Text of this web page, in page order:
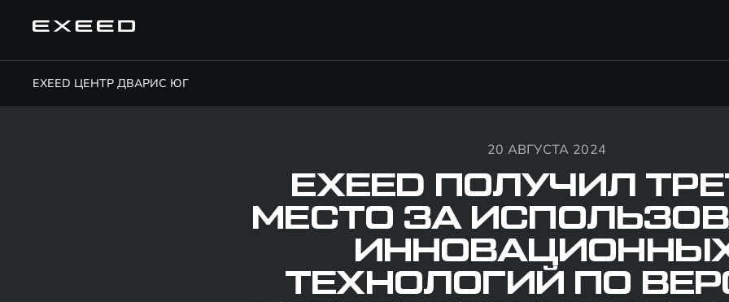
EXEED ЦЕНТР ДВАРИС ЮГ
20 АВГУСТА 2024
EXEED ПОЛУЧИЛ
МЕСТО ЗА
ТЕХНОЛОГИЙ ПО